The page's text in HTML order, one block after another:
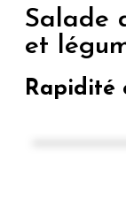
Salade
et
Rapidité